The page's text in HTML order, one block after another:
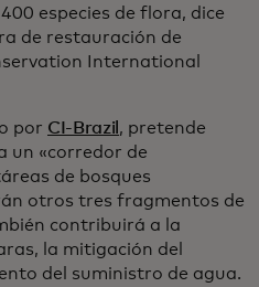
especies de flora, dice
de restauración de
International
por CI-Brazil , pretende
un «corredor de
de bosques
otros tres fragmentos de
contribuirá a la
la mitigación del
del suministro de agua.